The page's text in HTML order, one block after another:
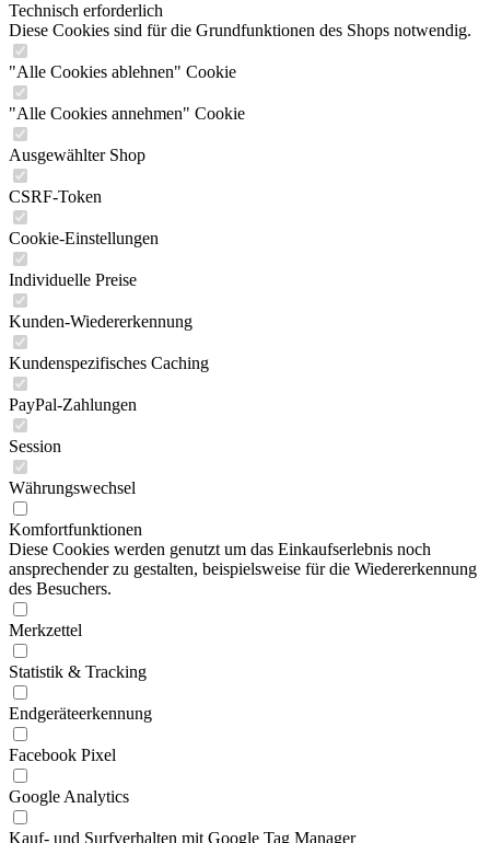
Technisch erforderlich
Diese Cookies sind für die Grundfunktionen des Shops notwendig.
"Alle Cookies ablehnen" Cookie
"Alle Cookies annehmen" Cookie
Ausgewählter Shop
CSRF-Token
Cookie-Einstellungen
Individuelle Preise
Kunden-Wiedererkennung
Kundenspezifisches Caching
PayPal-Zahlungen
Session
Währungswechsel
Komfortfunktionen
Diese Cookies werden genutzt um das Einkaufserlebnis noch
ansprechender zu gestalten, beispielsweise für die Wiedererkennung
des Besuchers.
Merkzettel
Statistik & Tracking
Endgeräteerkennung
Facebook Pixel
Google Analytics
Kauf- und Surfverhalten mit Google Tag Manager